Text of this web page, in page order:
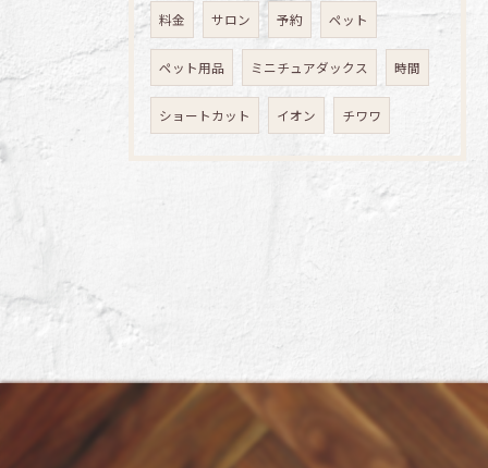
料金 サロン 予約 ペット
ペット用品 ミニチュアダックス 時間
ショートカット イオン チワワ